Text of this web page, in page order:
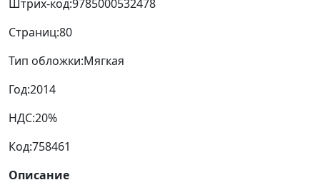
Штрих-код:9785000532478
Страниц:80
Тип обложки:Мягкая
Год:2014
НДС:20%
Код:758461
Описание